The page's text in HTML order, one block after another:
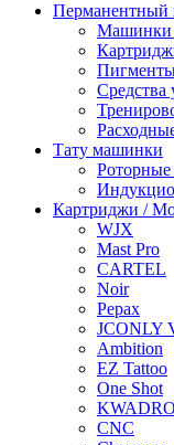
Перманентный
Машинки
Пигменты
Средства
Тату машинки
Картриджи /
WJX
Mast Pro
CARTEL
Noir
Pepax
JCONLY
Ambition
EZ Tattoo
One Shot
CNC